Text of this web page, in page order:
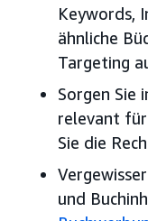
Keywords,
ähnliche
Targeting
Sorgen Sie
relevant
Sie die
und